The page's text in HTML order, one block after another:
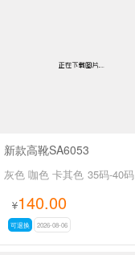
新款高靴SA6053
灰色 咖色 卡其色 35码-40码
¥140.00
可退换 2026-08-06